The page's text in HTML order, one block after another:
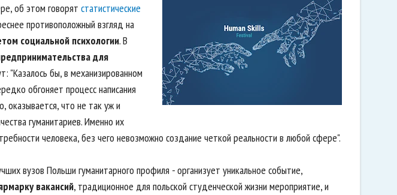
об этом говорят статистические
противоположный взгляд на
социальной психологии. В
для
"Казалось бы, в механизированном
обгоняет процесс написания
оказывается, что не так уж и
гуманитариев. Именно их
человека, без чего невозможно создание четкой реальности в любой сфере".
вузов Польши гуманитарного профиля - организует уникальное событие,
вакансий, традиционное для польской студенческой жизни мероприятие, и